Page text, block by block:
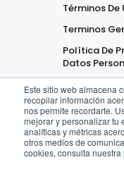
Este sitio web almacena
recopilar información
nos permite recordarte.
mejorar y personalizar tu
analíticas y métricas
otros medios de
cookies, consulta nuestra
Términos De
Terminos
Política De
Datos
2026